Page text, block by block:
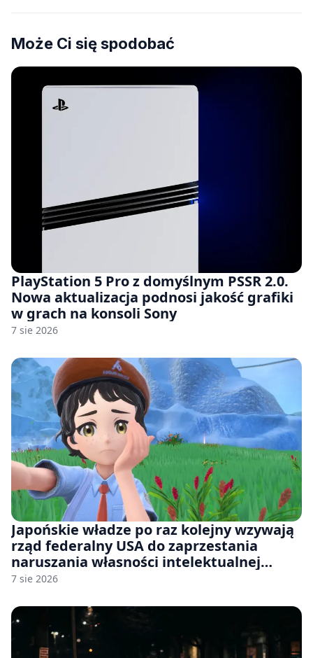
Może Ci się spodobać
PlayStation 5 Pro z domyślnym PSSR 2.0.
Nowa aktualizacja podnosi jakość grafiki
w grach na konsoli Sony
7 sie 2026
Japońskie władze po raz kolejny wzywają
rząd federalny USA do zaprzestania
naruszania własności intelektualnej
japońskich gier i anime
7 sie 2026